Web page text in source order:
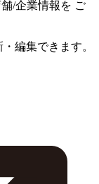
舗/企業情報を ご
編集できます。